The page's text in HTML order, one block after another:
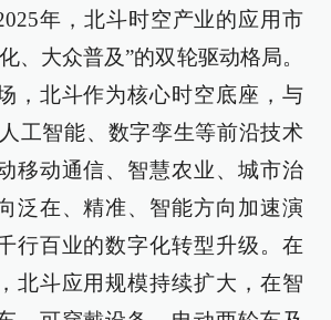
年，北斗时空产业的应用市
、大众普及”的双轮驱动格局。
，北斗作为核心时空底座，与
工智能、数字孪生等前沿技术
移动通信、智慧农业、城市治
泛在、精准、智能方向加速演
行百业的数字化转型升级。在
北斗应用规模持续扩大，在智